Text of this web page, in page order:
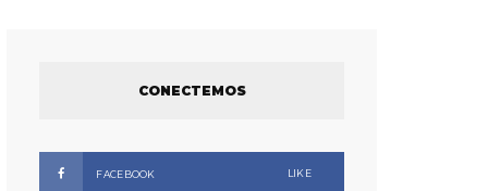
CONECTEMOS
FACEBOOK LIKE